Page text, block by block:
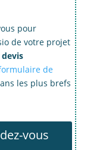
pour
de votre projet
devis
de
les plus brefs
vous